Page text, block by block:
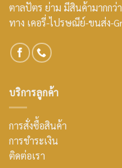
ตาลปัตร ย่าม มีสินค้ามากกว่
ทาง เคอรี่-ไปรษณีย์-ขนส่ง-
บริการลูกค้า
การสั่งซื้อสินค้า
การชำระเงิน
ติดต่อเรา